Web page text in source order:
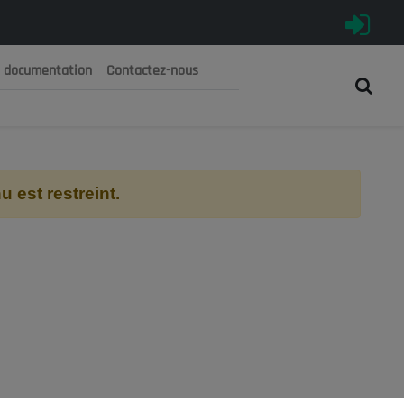
الجزائرية الديمقراطية الشعبية
documentation Contactez-nous
est restreint.